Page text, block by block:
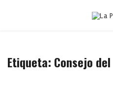
Etiqueta: Consejo